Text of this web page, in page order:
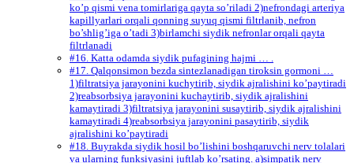
ko’p qismi vena tomirlariga qayta so’riladi 2)nefrondagi arteriya
kapillyarlari orqali qonning suyuq qismi filtrlanib, nefron
bo’shlig’iga o’tadi 3)birlamchi siydik nefronlar orqali qayta
filtrlanadi
#16. Katta odamda siydik pufagining hajmi … .
#17. Qalqonsimon bezda sintezlanadigan tiroksin gormoni …
1)filtratsiya jarayonini kuchytirib, siydik ajralishini ko’paytiradi
2)reabsorbsiya jarayonini kuchaytirib, siydik ajralishini
kamaytiradi 3)filtratsiya jarayonini susaytirib, siydik ajralishini
kamaytiradi 4)reabsorbsiya jarayonini pasaytirib, siydik
ajralishini ko’paytiradi
#18. Buyrakda siydik hosil bo’lishini boshqaruvchi nerv tolalari
va ularning funksiyasini juftlab ko’rsating. a)simpatik nerv